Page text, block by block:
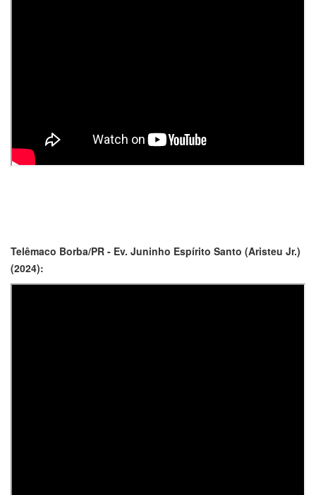
Telêmaco Borba/PR - Ev. Juninho Espírito Santo (Aristeu Jr.)
(2024):